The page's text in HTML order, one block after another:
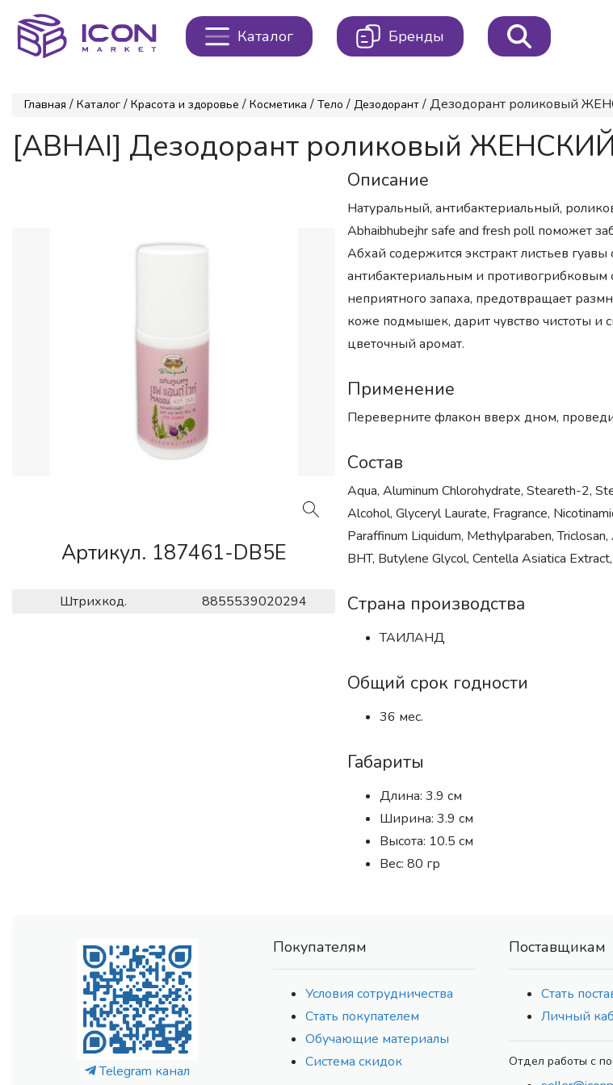
Каталог Бренды
Главная / Каталог / Красота и здоровье / Косметика / Тело / Дезодорант / Дезодорант роликовый
[ABHAI] Дезодорант роликовый
Артикул. 187461-DB5E
Штрихкод. 8855539020294
Описание
Натуральный, антибактериальный,
Abhaibhubejhr safe and fresh poll поможет
Абхай содержится экстракт листьев
антибактериальным и противогрибковым
неприятного запаха, предотвращает
коже подмышек, дарит чувство чистоты и
цветочный аромат.
Применение
Переверните флакон вверх дном,
Состав
Aqua, Aluminum Chlorohydrate, Steareth-2,
Alcohol, Glyceryl Laurate, Fragrance,
Paraffinum Liquidum, Methylparaben,
BHT, Butylene Glycol, Centella Asiatica
Страна производства
ТАИЛАНД
Общий срок годности
36 мес.
Габариты
Длина: 3.9 см
Ширина: 3.9 см
Высота: 10.5 см
Вес: 80 гр
Telegram канал
Покупателям
Условия сотрудничества
Стать покупателем
Обучающие материалы
Система скидок
Поставщикам
Стать
Личный
Отдел работы с